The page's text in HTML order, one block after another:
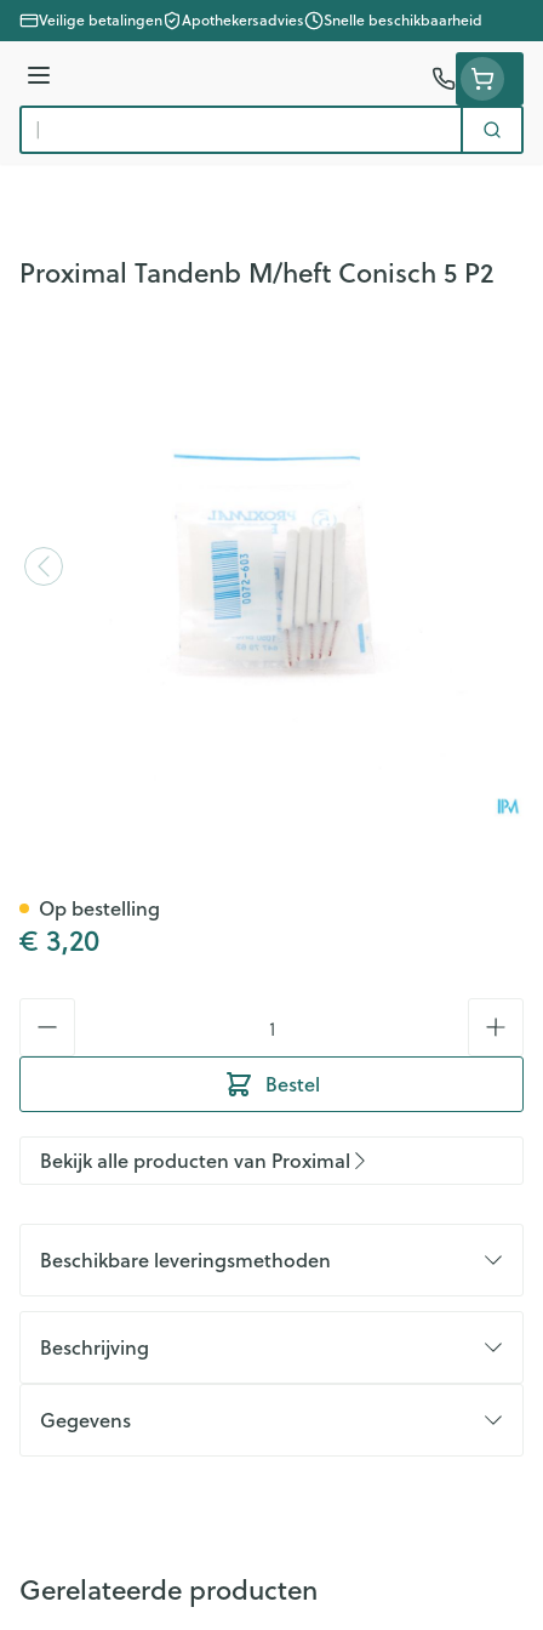
Ga naar de inhoud
Veilige betalingen Apothekersadvies Snelle beschikbaarheid
Menu
Product, merk, categorie...
Zoek
Proximal Tandenb M/heft Conisch 5 P2
€ 3,20
Bestel
Op bestelling
Bekijk alle producten van Proximal
Beschikbare leveringsmethoden
Beschrijving
Gegevens
Gerelateerde producten